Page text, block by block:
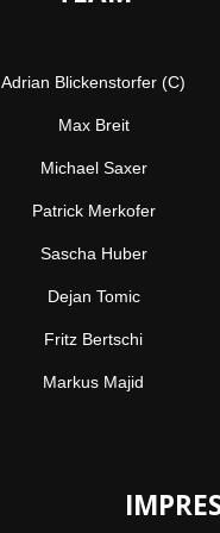
Adrian Blickenstorfer (C)
Max Breit
Michael Saxer
Patrick Merkofer
Sascha Huber
Dejan Tomic
Fritz Bertschi
Markus Majid